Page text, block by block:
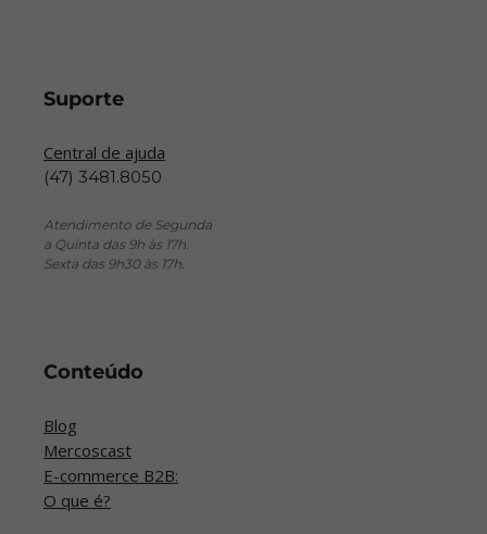
Conteúdo
Blog
Mercoscast
E-commerce B2B:
O que é?
Suporte
Central de ajuda
(47) 3481.8050
Atendimento de Segunda
a Quinta das 9h às 17h.
Sexta das 9h30 às 17h.